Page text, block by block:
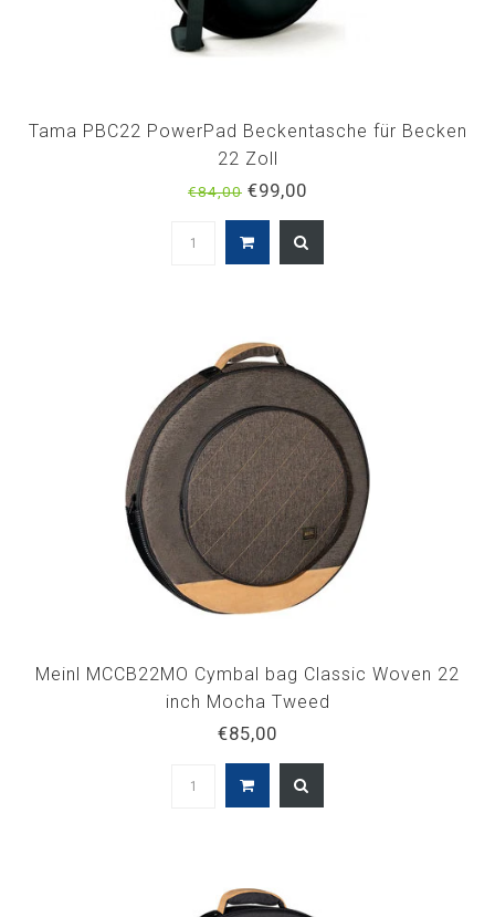
Tama PBC22 PowerPad Beckentasche für Becken
22 Zoll
€84,00 €99,00
Meinl MCCB22MO Cymbal bag Classic Woven 22
inch Mocha Tweed
€85,00